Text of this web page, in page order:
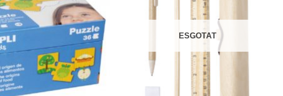
ESGOTAT